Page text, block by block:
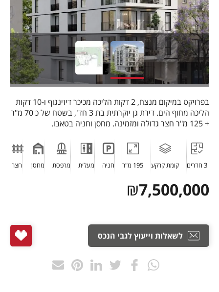
בפרויקט במיקום מנצח, 2 דקות הליכה מכיכר דיזינגוף ו-10 דקות
הליכה מחוף הים. דירת גן יוקרתית בת 3 חד', בשטח של כ 70 מ"ר
+ 125 מ"ר חצר גדולה ומזמינה. מחסן וחניה בטאבו.
3 חדרים קומת קרקע 195 מ"ר חניה מעלית מרפסת מחסן חצר
7,500,000
₪
לשאלות וייעוץ לגבי הנכס